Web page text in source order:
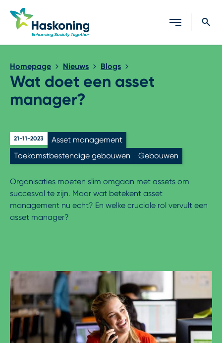
Sluiten
Homepage Nieuws Blogs
Wat doet een asset
manager?
21-11-2023
Asset management
Toekomstbestendige gebouwen
Gebouwen
Organisaties moeten slim omgaan met assets om
succesvol te zijn. Maar wat betekent asset
management nu echt? En welke cruciale rol vervult een
asset manager?